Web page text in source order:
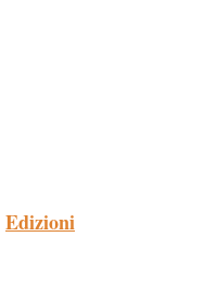
Edizioni